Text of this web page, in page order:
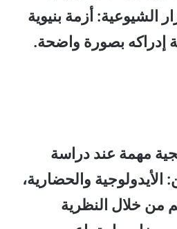
الشيوعية: أزمة بنيوية
إدراكه بصورة واضحة.
مهمة عند دراسة
والحضارية،
من خلال النظرية